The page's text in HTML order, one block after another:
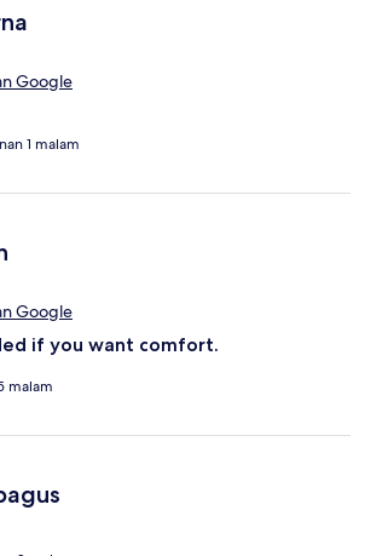
Google
1 malam
Google
if you want comfort.
malam